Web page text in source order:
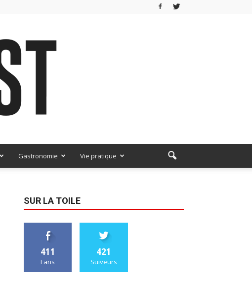
Gastronomie Vie pratique
SUR LA TOILE
411
Fans
421
Suiveurs